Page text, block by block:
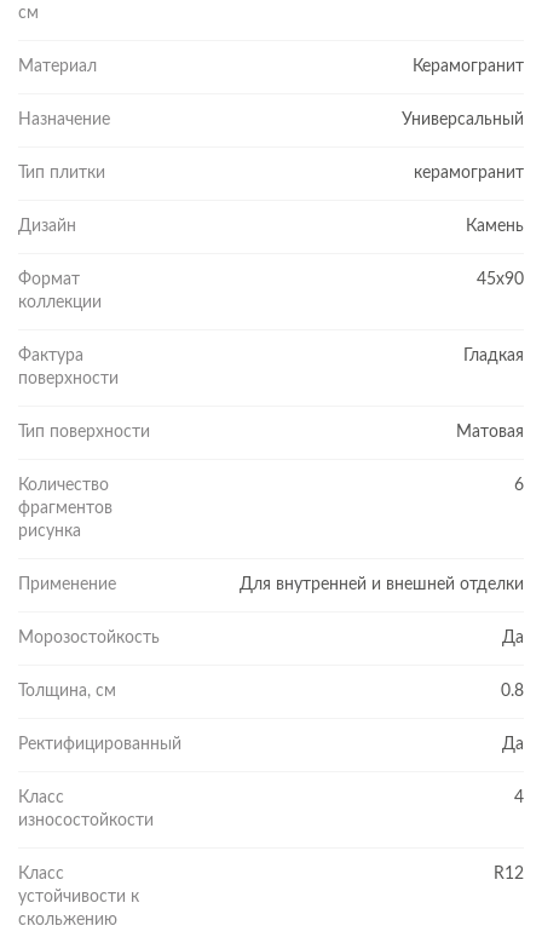
см
Материал Керамогранит
Назначение Универсальный
Тип плитки керамогранит
Дизайн Камень
Формат
коллекции
45x90
Фактура
поверхности
Гладкая
Тип поверхности Матовая
Количество
фрагментов
рисунка
6
Применение Для внутренней и внешней отделки
Морозостойкость Да
Толщина, см 0.8
Ректифицированный Да
Класс
износостойкости
4
Класс
устойчивости к
скольжению
R12